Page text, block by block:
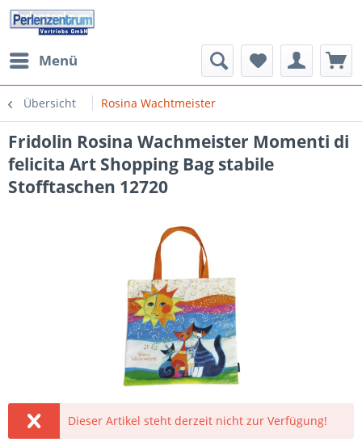
Menü
Übersicht Rosina Wachtmeister
Fridolin Rosina Wachmeister Momenti di
felicita Art Shopping Bag stabile
Stofftaschen 12720
Dieser Artikel steht derzeit nicht zur Verfügung!